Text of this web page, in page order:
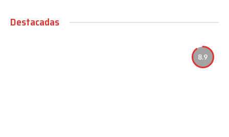
Destacadas
8.9